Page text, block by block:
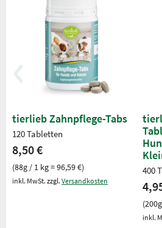
tierlieb Zahnpflege-Tabs
120 Tabletten
8,50 €
(88g / 1 kg = 96,59 €)
inkl. MwSt. zzgl. Versandkosten
400
inkl.